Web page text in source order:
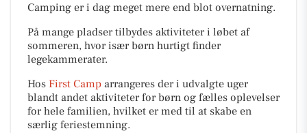
Camping er i dag meget mere end blot overnatning.
På mange pladser tilbydes aktiviteter i løbet af
sommeren, hvor især børn hurtigt finder
legekammerater.
Hos First Camp arrangeres der i udvalgte uger
blandt andet aktiviteter for børn og fælles oplevelser
for hele familien, hvilket er med til at skabe en
særlig feriestemning.